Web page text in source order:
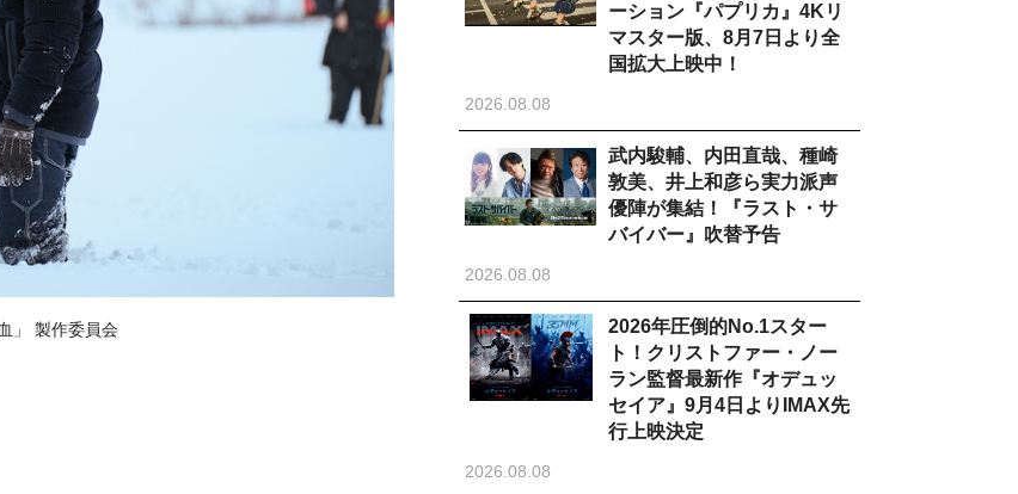
」 製作委員会
ーション『パプリカ』4Kリ
マスター版、8月7日より全
国拡大上映中！
2026.08.08
武内駿輔、内田直哉、種崎
敦美、井上和彦ら実力派声
優陣が集結！『ラスト・サ
バイバー』吹替予告
2026.08.08
2026年圧倒的No.1スター
ト！クリストファー・ノー
ラン監督最新作『オデュッ
セイア』9月4日よりIMAX先
行上映決定
2026.08.08